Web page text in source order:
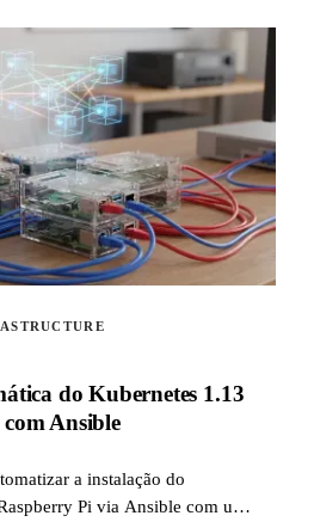
do Kubernetes 1.13
Ansible
a instalação do
Pi via Ansible com um